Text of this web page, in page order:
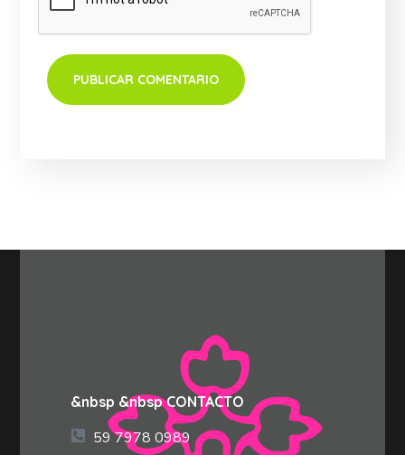
&nbsp &nbsp CONTACTO
59 7978 0989